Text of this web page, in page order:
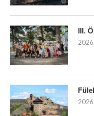
III.